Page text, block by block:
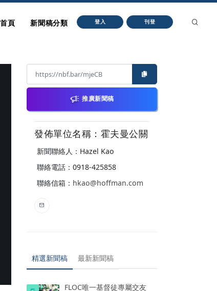
頁 新聞稿分類 登入 刊登
推廣新聞稿
發佈單位名稱：霍夫曼公關
新聞聯絡人：Hazel Kao
聯絡電話：0918-425858
聯絡信箱： hkao@hoffman.com
精選新聞稿 最新新聞稿
FLOC唯一基督徒專屬交友